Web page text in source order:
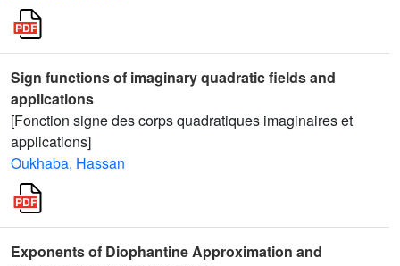
Sign functions of imaginary quadratic fields and
applications
[Fonction signe des corps quadratiques imaginaires et
applications]
Oukhaba, Hassan
Exponents of Diophantine Approximation and